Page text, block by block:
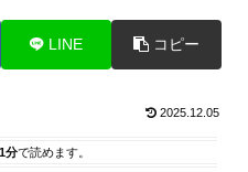
LINE コピー
2025.12.05
分で読めます。